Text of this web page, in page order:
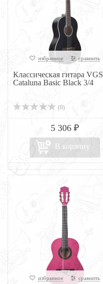
избранное сравнить
Классическая гитара VGS
Cataluna Basic Black 3/4
(0)
5 306 ₽
В корзину
избранное сравнить